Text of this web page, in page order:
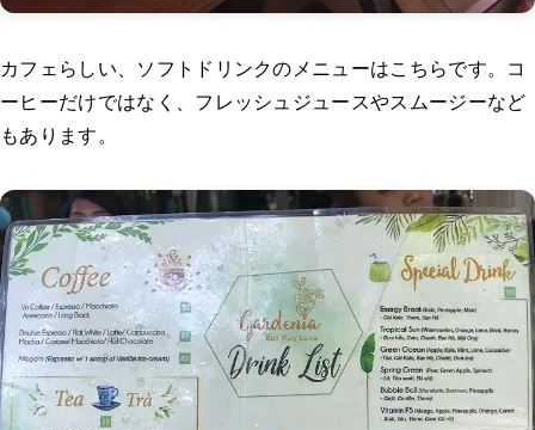
カフェらしい、ソフトドリンクのメニューはこちらです。コ
ーヒーだけではなく、フレッシュジュースやスムージーなど
もあります。